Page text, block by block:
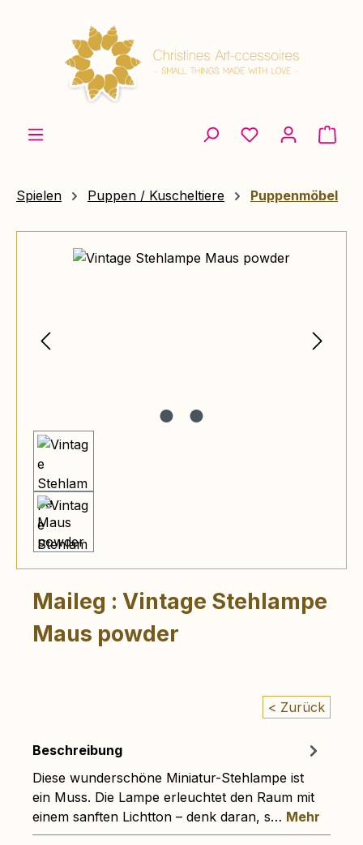
Spielen Puppen / Kuscheltiere Puppenmöbel
Bildergalerie überspringen
Maileg : Vintage Stehlampe
Maus powder
< Zurück
Beschreibung
Diese wunderschöne Miniatur-Stehlampe ist
ein Muss. Die Lampe erleuchtet den Raum mit
einem sanften Lichtton – denk daran, s… Mehr